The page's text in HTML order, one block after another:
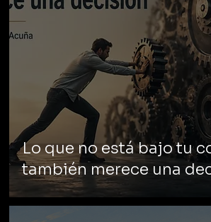
Lo que no está bajo tu
también merece una